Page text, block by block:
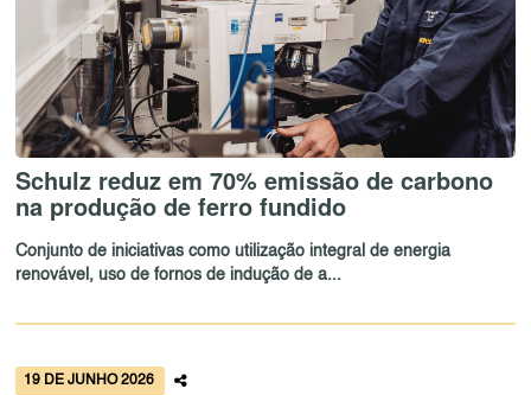
Schulz reduz em 70% emissão de carbono
na produção de ferro fundido
Conjunto de iniciativas como utilização integral de energia
renovável, uso de fornos de indução de a...
19 DE JUNHO 2026